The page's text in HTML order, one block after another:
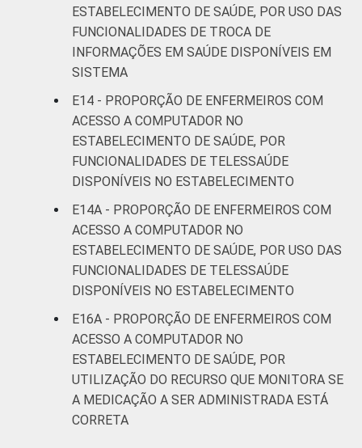
ESTABELECIMENTO DE SAÚDE, POR USO DAS
FUNCIONALIDADES DE TROCA DE
INFORMAÇÕES EM SAÚDE DISPONÍVEIS EM
SISTEMA
E14 - PROPORÇÃO DE ENFERMEIROS COM
ACESSO A COMPUTADOR NO
ESTABELECIMENTO DE SAÚDE, POR
FUNCIONALIDADES DE TELESSAÚDE
DISPONÍVEIS NO ESTABELECIMENTO
E14A - PROPORÇÃO DE ENFERMEIROS COM
ACESSO A COMPUTADOR NO
ESTABELECIMENTO DE SAÚDE, POR USO DAS
FUNCIONALIDADES DE TELESSAÚDE
DISPONÍVEIS NO ESTABELECIMENTO
E16A - PROPORÇÃO DE ENFERMEIROS COM
ACESSO A COMPUTADOR NO
ESTABELECIMENTO DE SAÚDE, POR
UTILIZAÇÃO DO RECURSO QUE MONITORA SE
A MEDICAÇÃO A SER ADMINISTRADA ESTÁ
CORRETA